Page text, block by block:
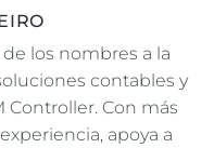
los nombres a la
contables y
Controller. Con más
apoya a